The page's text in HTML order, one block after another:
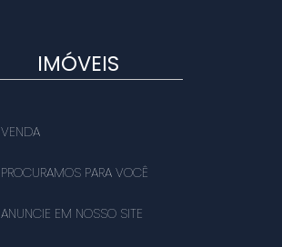
IMÓVEIS
VENDA
PROCURAMOS PARA VOCÊ
ANUNCIE EM NOSSO SITE